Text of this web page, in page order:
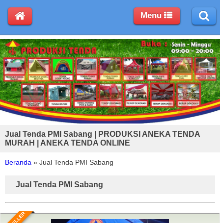
Jual Tenda PMI Sabang | PRODUKSI ANEKA TENDA
MURAH | ANEKA TENDA ONLINE
Beranda » Jual Tenda PMI Sabang
Jual Tenda PMI Sabang
Menu